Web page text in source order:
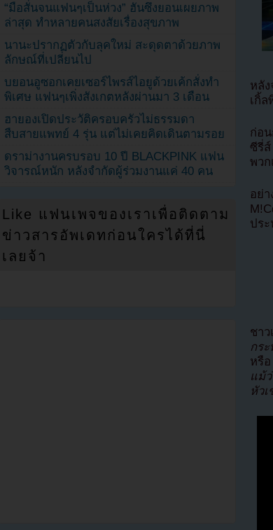
หลั
เกิ้ล
ก่อ
ซีรี่
พวก
อย่
ปร
ชา
กร
หรือ
แม้
หัว
“มือสั่นจนแฟนๆเป็นห่วง” ฮันซึงยอนเผยภาพ
ล่าสุด ทำหลายคนสงสัยเรื่องสุขภาพ
นานะปรากฏตัวกับลุคใหม่ สะดุดตาด้วยภาพ
ลักษณ์ที่เปลี่ยนไป
บยอนอูซอกเคยเซอร์ไพรส์ไอยูด้วยเค้กสั่งทำ
พิเศษ แฟนๆเพิ่งสังเกตหลังผ่านมา 3 เดือน
ฮายองเปิดประวัติครอบครัวไม่ธรรมดา
สืบสายแพทย์ 4 รุ่น แต่ไม่เคยคิดเดินตามรอย
ดราม่างานครบรอบ 10 ปี BLACKPINK แฟน
วิจารณ์หนัก หลังจำกัดผู้ร่วมงานแค่ 40 คน
Like แฟนเพจของเราเพื่อติดตาม
ข่าวสารอัพเดทก่อนใครได้ที่นี่
เลยจ้า